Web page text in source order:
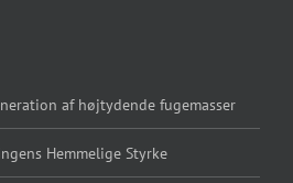
af højtydende fugemasser
Hemmelige Styrke